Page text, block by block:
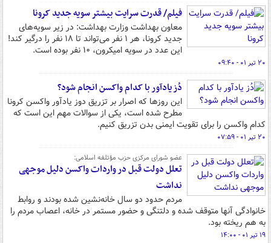
فیلم/ قدرت سرایت بیشتر سویه جدید کرونا
معاون بهداشت وزارت بهداشت: در زیر سویه‌های
جدید کرونا، هر ۱ نفر می‌تواند تا ۱۸ نفر را درگیر کند!
این عدد در سویه امیکرون، ۱۰ نفر بوده است.
۲۰ تیر ۰۱ - ۰۹:۴۰
دُز یادآور با کدام واکسن انجام شود؟
این روزها که اصرار بر تزریق دوز یادآور واکسن کرونا
مطرح شده است، یکی از سوالات مهم این است که
کدام واکسن را برای تقویت ایمنی بدن تزریق کنیم.
۲۰ تیر ۰۱ - ۰۷:۵۹
عضو شورای مرکزی حزب مؤتلفه اسلامی:
تعلل دولت قبل در واردات واکسن دلیل موجهی
نداشت
مردم حدود دو سال خانه‌نشین شده بودند و روابط
خانوادگی آنها متوقف شده و دلتنگی و حضور مستمر در خانه، اعصاب مردم را
به هم ریخته بود.
۱۹ تیر ۰۱ - ۱۴:۰۰